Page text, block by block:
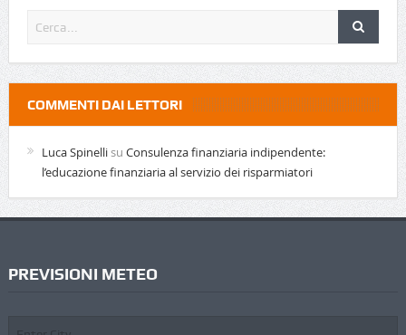
COMMENTI DAI LETTORI
Luca Spinellisu Consulenza finanziaria indipendente:
l’educazione finanziaria al servizio dei risparmiatori
PREVISIONI METEO